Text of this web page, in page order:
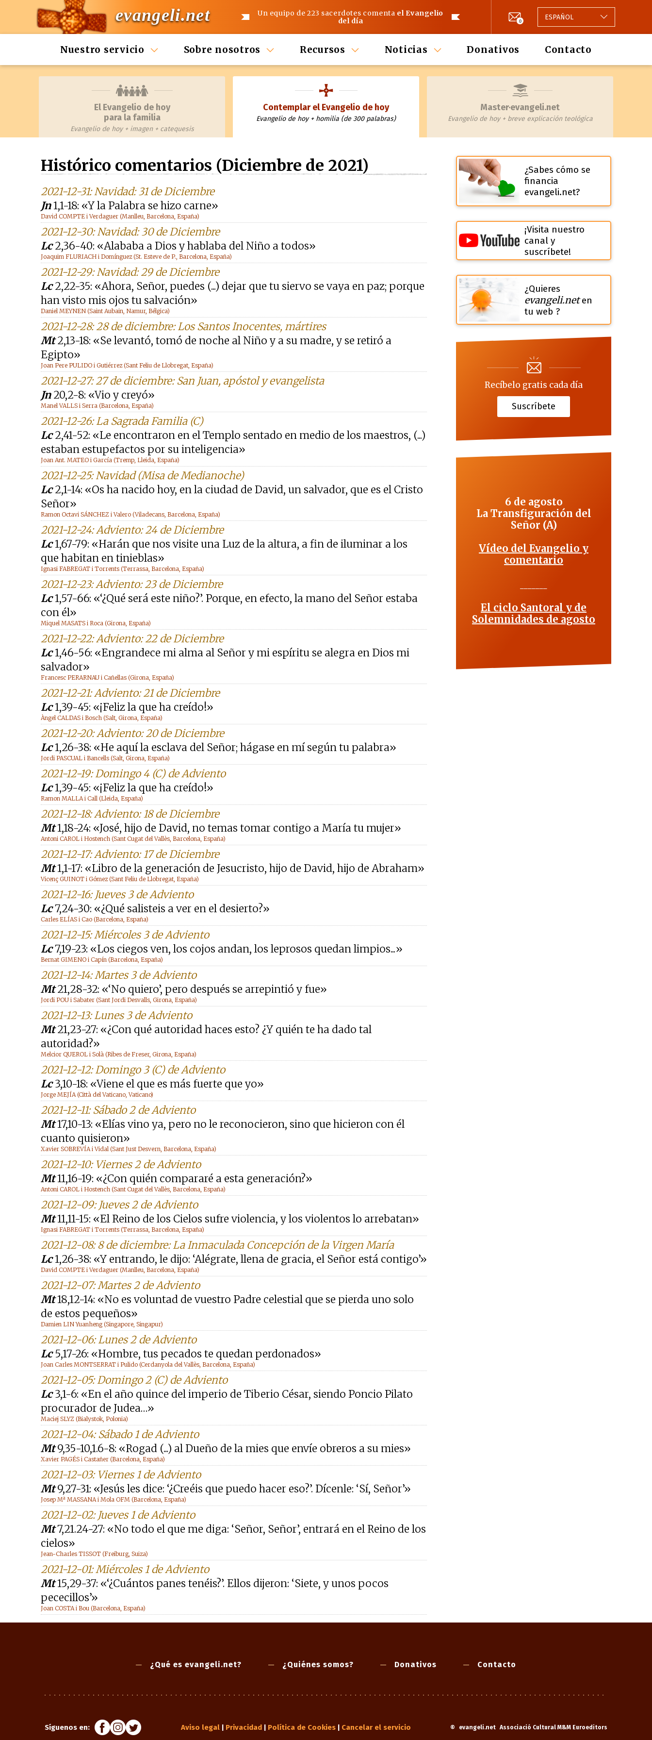
evangeli.net Un equipo de 223 sacerdotes comenta el Evangelio
del día
0 ESPAÑOL
Nuestro servicio Sobre nosotros Recursos Noticias Donativos Contacto
El Evangelio de hoy
para la familia
Evangelio de hoy + imagen + catequesis
Contemplar el Evangelio de hoy
Evangelio de hoy + homilia (de 300 palabras)
Master·evangeli.net
Evangelio de hoy + breve explicación teológica
Histórico comentarios (Diciembre de 2021)
2021-12-31: Navidad: 31 de Diciembre
Jn1,1-18: «Y la Palabra se hizo carne»
David COMPTE i Verdaguer (Manlleu, Barcelona, España)
2021-12-30: Navidad: 30 de Diciembre
Lc2,36-40: «Alababa a Dios y hablaba del Niño a todos»
Joaquim FLURIACH i Domínguez (St. Esteve de P., Barcelona, España)
2021-12-29: Navidad: 29 de Diciembre
Lc2,22-35: «Ahora, Señor, puedes (...) dejar que tu siervo se vaya en paz; porque
han visto mis ojos tu salvación»
Daniel MEYNEN (Saint Aubain, Namur, Bélgica)
2021-12-28: 28 de diciembre: Los Santos Inocentes, mártires
Mt2,13-18: «Se levantó, tomó de noche al Niño y a su madre, y se retiró a
Egipto»
Joan Pere PULIDO i Gutiérrez (Sant Feliu de Llobregat, España)
2021-12-27: 27 de diciembre: San Juan, apóstol y evangelista
Jn20,2-8: «Vio y creyó»
Manel VALLS i Serra (Barcelona, España)
2021-12-26: La Sagrada Familia (C)
Lc2,41-52: «Le encontraron en el Templo sentado en medio de los maestros, (...)
estaban estupefactos por su inteligencia»
Joan Ant. MATEO i García (Tremp, Lleida, España)
2021-12-25: Navidad (Misa de Medianoche)
Lc2,1-14: «Os ha nacido hoy, en la ciudad de David, un salvador, que es el Cristo
Señor»
Ramon Octavi SÁNCHEZ i Valero (Viladecans, Barcelona, España)
2021-12-24: Adviento: 24 de Diciembre
Lc1,67-79: «Harán que nos visite una Luz de la altura, a fin de iluminar a los
que habitan en tinieblas»
Ignasi FABREGAT i Torrents (Terrassa, Barcelona, España)
2021-12-23: Adviento: 23 de Diciembre
Lc1,57-66: «‘¿Qué será este niño?’. Porque, en efecto, la mano del Señor estaba
con él»
Miquel MASATS i Roca (Girona, España)
2021-12-22: Adviento: 22 de Diciembre
Lc1,46-56: «Engrandece mi alma al Señor y mi espíritu se alegra en Dios mi
salvador»
Francesc PERARNAU i Cañellas (Girona, España)
2021-12-21: Adviento: 21 de Diciembre
Lc1,39-45: «¡Feliz la que ha creído!»
Àngel CALDAS i Bosch (Salt, Girona, España)
2021-12-20: Adviento: 20 de Diciembre
Lc1,26-38: «He aquí la esclava del Señor; hágase en mí según tu palabra»
Jordi PASCUAL i Bancells (Salt, Girona, España)
2021-12-19: Domingo 4 (C) de Adviento
Lc1,39-45: «¡Feliz la que ha creído!»
Ramon MALLA i Call (Lleida, España)
2021-12-18: Adviento: 18 de Diciembre
Mt1,18-24: «José, hijo de David, no temas tomar contigo a María tu mujer»
Antoni CAROL i Hostench (Sant Cugat del Vallès, Barcelona, España)
2021-12-17: Adviento: 17 de Diciembre
Mt1,1-17: «Libro de la generación de Jesucristo, hijo de David, hijo de Abraham»
Vicenç GUINOT i Gómez (Sant Feliu de Llobregat, España)
2021-12-16: Jueves 3 de Adviento
Lc7,24-30: «¿Qué salisteis a ver en el desierto?»
Carles ELÍAS i Cao (Barcelona, España)
2021-12-15: Miércoles 3 de Adviento
Lc7,19-23: «Los ciegos ven, los cojos andan, los leprosos quedan limpios...»
Bernat GIMENO i Capín (Barcelona, España)
2021-12-14: Martes 3 de Adviento
Mt21,28-32: «‘No quiero’, pero después se arrepintió y fue»
Jordi POU i Sabater (Sant Jordi Desvalls, Girona, España)
2021-12-13: Lunes 3 de Adviento
Mt21,23-27: «¿Con qué autoridad haces esto? ¿Y quién te ha dado tal
autoridad?»
Melcior QUEROL i Solà (Ribes de Freser, Girona, España)
2021-12-12: Domingo 3 (C) de Adviento
Lc3,10-18: «Viene el que es más fuerte que yo»
Jorge MEJÍA (Città del Vaticano, Vaticano)
2021-12-11: Sábado 2 de Adviento
Mt17,10-13: «Elías vino ya, pero no le reconocieron, sino que hicieron con él
cuanto quisieron»
Xavier SOBREVÍA i Vidal (Sant Just Desvern, Barcelona, España)
2021-12-10: Viernes 2 de Adviento
Mt11,16-19: «¿Con quién compararé a esta generación?»
Antoni CAROL i Hostench (Sant Cugat del Vallès, Barcelona, España)
2021-12-09: Jueves 2 de Adviento
Mt11,11-15: «El Reino de los Cielos sufre violencia, y los violentos lo arrebatan»
Ignasi FABREGAT i Torrents (Terrassa, Barcelona, España)
2021-12-08: 8 de diciembre: La Inmaculada Concepción de la Virgen María
Lc1,26-38: «Y entrando, le dijo: ‘Alégrate, llena de gracia, el Señor está contigo’»
David COMPTE i Verdaguer (Manlleu, Barcelona, España)
2021-12-07: Martes 2 de Adviento
Mt18,12-14: «No es voluntad de vuestro Padre celestial que se pierda uno solo
de estos pequeños»
Damien LIN Yuanheng (Singapore, Singapur)
2021-12-06: Lunes 2 de Adviento
Lc5,17-26: «Hombre, tus pecados te quedan perdonados»
Joan Carles MONTSERRAT i Pulido (Cerdanyola del Vallès, Barcelona, España)
2021-12-05: Domingo 2 (C) de Adviento
Lc3,1-6: «En el año quince del imperio de Tiberio César, siendo Poncio Pilato
procurador de Judea…»
Maciej SLYZ (Bialystok, Polonia)
2021-12-04: Sábado 1 de Adviento
Mt9,35-10,1.6-8: «Rogad (...) al Dueño de la mies que envíe obreros a su mies»
Xavier PAGÉS i Castañer (Barcelona, España)
2021-12-03: Viernes 1 de Adviento
Mt9,27-31: «Jesús les dice: ‘¿Creéis que puedo hacer eso?’. Dícenle: ‘Sí, Señor’»
Josep Mª MASSANA i Mola OFM (Barcelona, España)
2021-12-02: Jueves 1 de Adviento
Mt7,21.24-27: «No todo el que me diga: ‘Señor, Señor’, entrará en el Reino de los
cielos»
Jean-Charles TISSOT (Freiburg, Suiza)
2021-12-01: Miércoles 1 de Adviento
Mt15,29-37: «‘¿Cuántos panes tenéis?’. Ellos dijeron: ‘Siete, y unos pocos
pececillos’»
Joan COSTA i Bou (Barcelona, España)
¿Sabes cómo se
financia
evangeli.net?
¡Visita nuestro
canal y
suscríbete!
¿Quieres
evangeli.neten
tu web ?
Recíbelo gratis cada día
Suscríbete
6 de agosto
La Transfiguración del
Señor (A)
Vídeo del Evangelio y
comentario
El ciclo Santoral y de
Solemnidades de agosto
¿Qué es evangeli.net? ¿Quiénes somos? Donativos Contacto
Síguenos en: © evangeli.net Associació Cultural M&M Euroeditors
Aviso legal| Privacidad Política de Cookies| Cancelar el servicio